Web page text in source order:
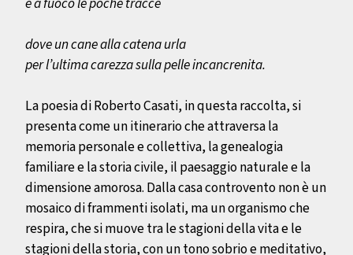
dove un cane alla catena urla
per l’ultima carezza sulla pelle incancrenita.
La poesia di Roberto Casati, in questa raccolta, si
presentacome un itinerario che attraversa la
memoria personale e collettiva, la genealogia
familiare e la storia civile, il paesaggionaturale e la
dimensione amorosa. Dalla casa controvento nonè un
mosaico di frammenti isolati, ma un organismo che
respira, che si muove tra le stagioni della vita e le
stagioni della storia, con un tono sobrio e meditativo,